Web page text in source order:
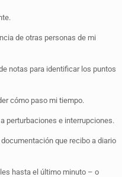
de otras personas de mi
notas para identificar los puntos
cómo paso mi tiempo.
perturbaciones e interrupciones.
que recibo a diario
hasta el último minuto – o